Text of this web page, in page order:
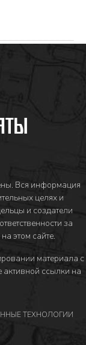
Вся информация
целях и
и создатели
за
этом сайте.
материала с
активной ссылки на
ТЕХНОЛОГИИ